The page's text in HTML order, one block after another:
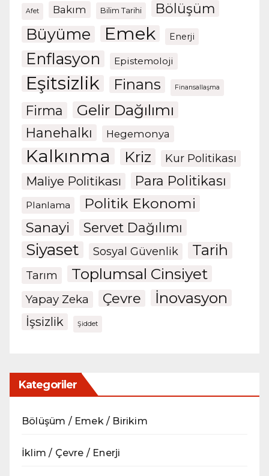
Afet Bakım Bilim Tarihi Bölüşüm
Büyüme Emek Enerji
Enflasyon Epistemoloji
Eşitsizlik Finans Finansallaşma
Firma Gelir Dağılımı
Hanehalkı Hegemonya
Kalkınma Kriz Kur Politikası
Maliye Politikası Para Politikası
Planlama
Politik Ekonomi
Sanayi
Servet Dağılımı
Siyaset Sosyal Güvenlik Tarih
Tarım Toplumsal Cinsiyet
Yapay Zeka Çevre İnovasyon
İşsizlik Şiddet
Kategoriler
Bölüşüm / Emek / Birikim
İklim / Çevre / Enerji